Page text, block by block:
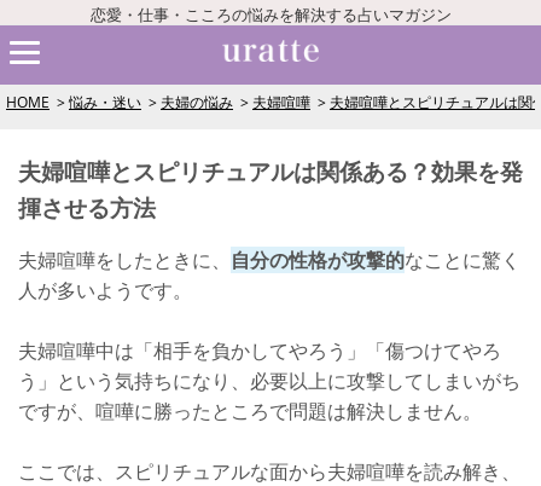
恋愛・仕事・こころの悩みを解決する占いマガジン
HOME 悩み・迷い 夫婦の悩み 夫婦喧嘩 夫婦喧嘩とスピリチュアルは
夫婦喧嘩とスピリチュアルは関係ある？効果を発
揮させる方法
夫婦喧嘩をしたときに、 自分の性格が攻撃的なことに驚く
人が多いようです。
夫婦喧嘩中は「相手を負かしてやろう」「傷つけてやろ
う」という気持ちになり、必要以上に攻撃してしまいがち
ですが、喧嘩に勝ったところで問題は解決しません。
ここでは、スピリチュアルな面から夫婦喧嘩を読み解き、